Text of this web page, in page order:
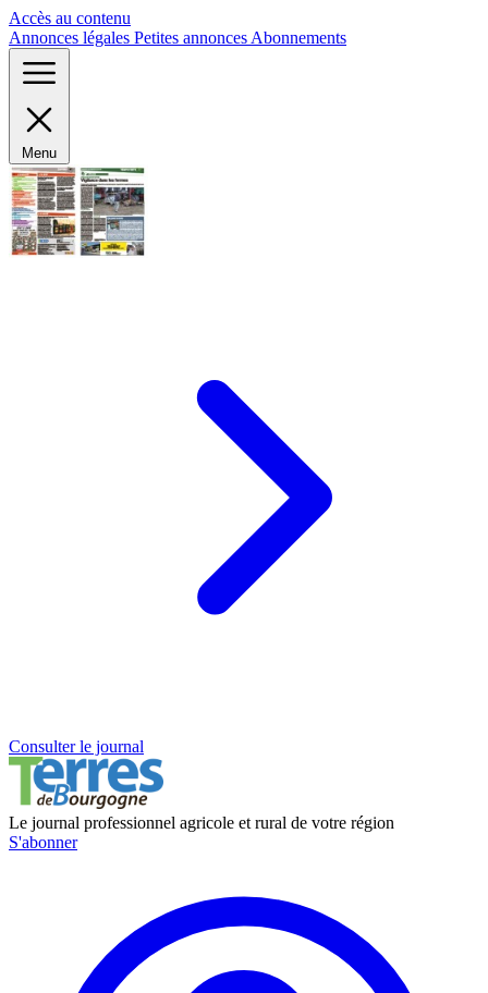
Accès au contenu
Annonces légales Petites annonces Abonnements
Menu
Consulter le journal
Le journal professionnel agricole et rural de votre région
S'abonner
Panneau de gestion des cookies